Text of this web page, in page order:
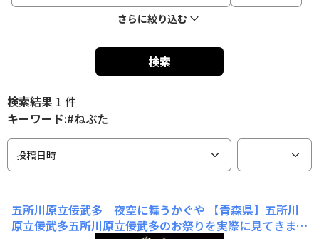
さらに絞り込む
検索
検索結果 1 件
キーワード:#ねぶた
投稿日時
五所川原立佞武多 夜空に舞うかぐや
【青森県】五所川
原立佞武多五所川原立佞武多のお祭りを実際に見てきまし